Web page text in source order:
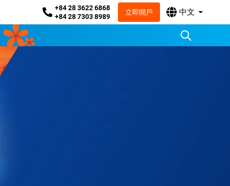
+84 28 3622 6868
+84 28 7303 8989
立即開戶 中文